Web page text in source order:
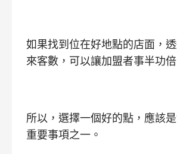
如果找到位在好地點的店面，
來客數，可以讓加盟者事半功倍
所以，選擇一個好的點，應該
重要事項之一。